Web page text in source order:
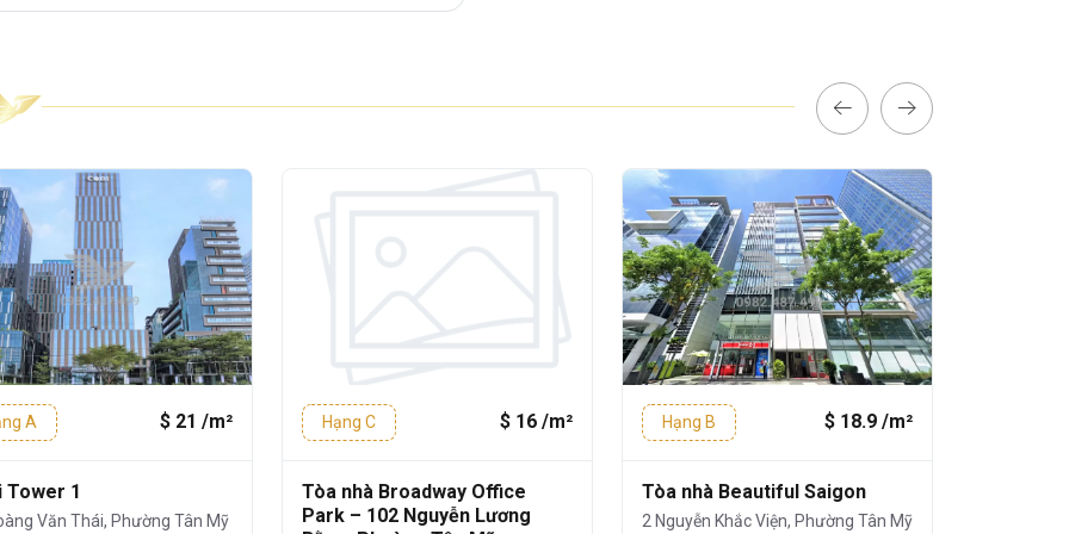
7
hàng ngày.
Saigon - Renaissance
Úc - Riverside Mega Campus:
đi bộ
A $ 21 /m²
Tower 1
Văn Thái, Phường Tân Mỹ
Hạng C $ 16 /m²
Tòa nhà Broadway Office
Park – 102 Nguyễn Lương
Hạng B $ 18.9 /m²
Tòa nhà Beautiful Saigon
2 Nguyễn Khắc Viện, Phường Tân Mỹ